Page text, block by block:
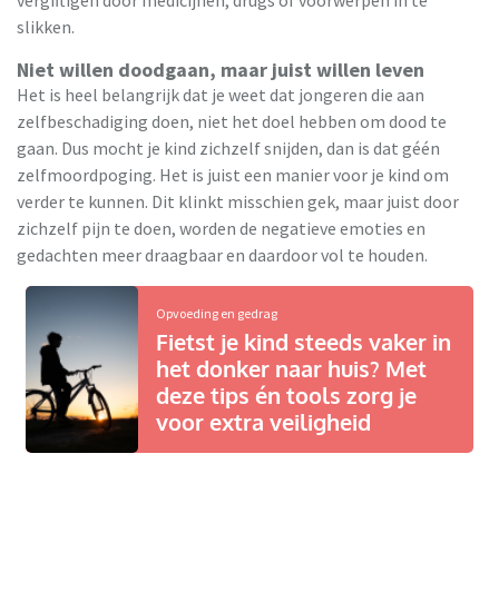
slikken.
Niet willen doodgaan, maar juist willen leven
Het is heel belangrijk dat je weet dat jongeren die aan
zelfbeschadiging doen, niet het doel hebben om dood te
gaan. Dus mocht je kind zichzelf snijden, dan is dat géén
zelfmoordpoging. Het is juist een manier voor je kind om
verder te kunnen. Dit klinkt misschien gek, maar juist door
zichzelf pijn te doen, worden de negatieve emoties en
gedachten meer draagbaar en daardoor vol te houden.
Opvoeding en gedrag
Fietst je kind steeds vaker in
het donker naar huis? Met
deze tips én tools zorg je
voor extra veiligheid